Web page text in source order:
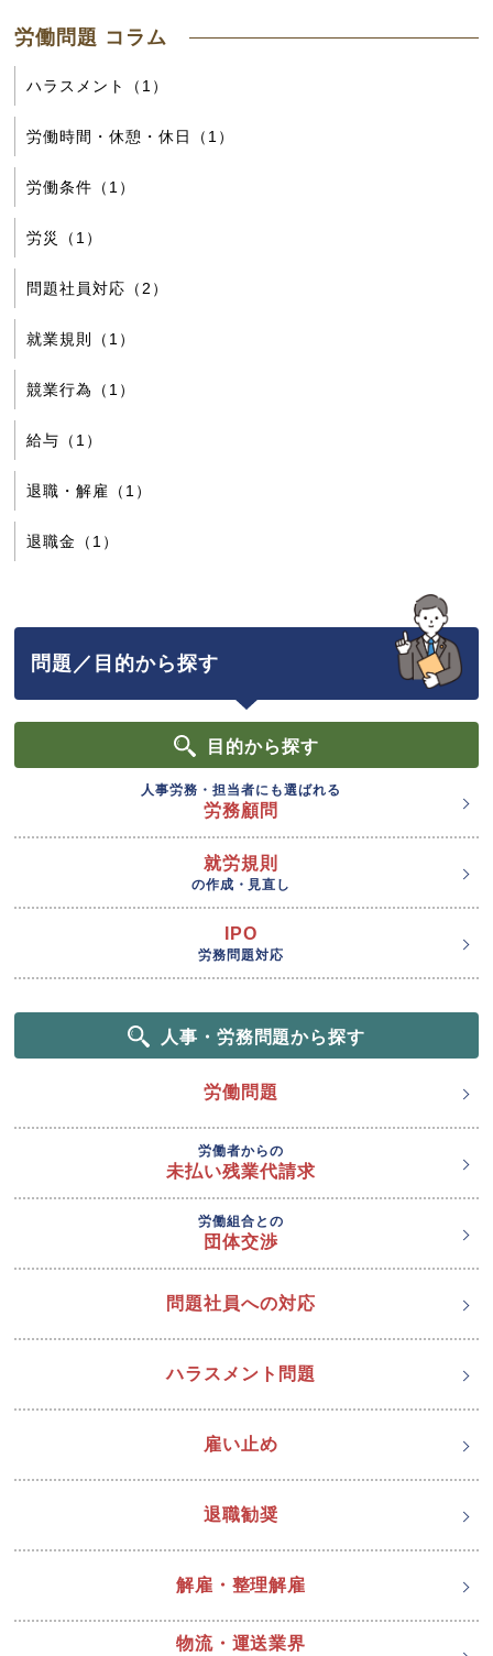
労働問題 コラム
ハラスメント（1）
労働時間・休憩・休日（1）
労働条件（1）
労災（1）
問題社員対応（2）
就業規則（1）
競業行為（1）
給与（1）
退職・解雇（1）
退職金（1）
問題／目的から探す
目的から探す
人事労務・担当者にも選ばれる
労務顧問
就労規則
の作成・見直し
IPO
労務問題対応
人事・労務問題から探す
労働問題
労働者からの
未払い残業代請求
労働組合との
団体交渉
問題社員への対応
ハラスメント問題
雇い止め
退職勧奨
解雇・整理解雇
物流・運送業界